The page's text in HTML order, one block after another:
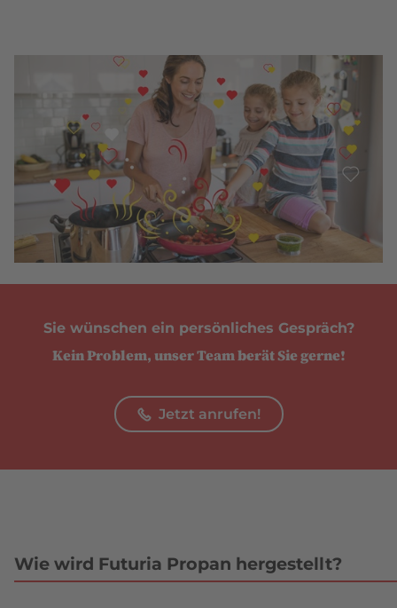
Sie wünschen ein persönliches Gespräch?
Kein Problem, unser Team berät Sie gerne!
Jetzt anrufen!
Wie wird Futuria Propan hergestellt?